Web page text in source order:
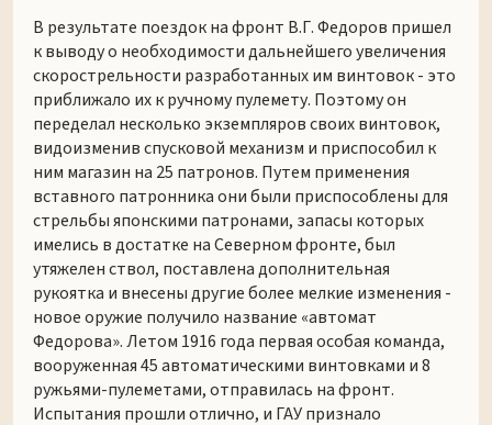
В результате поездок на фронт В.Г. Федоров пришел
к выводу о необходимости дальнейшего увеличения
скорострельности разработанных им винтовок - это
приближало их к ручному пулемету. Поэтому он
переделал несколько экземпляров своих винтовок,
видоизменив спусковой механизм и приспособил к
ним магазин на 25 патронов. Путем применения
вставного патронника они были приспособлены для
стрельбы японскими патронами, запасы которых
имелись в достатке на Северном фронте, был
утяжелен ствол, поставлена дополнительная
рукоятка и внесены другие более мелкие изменения -
новое оружие получило название «автомат
Федорова». Летом 1916 года первая особая команда,
вооруженная 45 автоматическими винтовками и 8
ружьями-пулеметами, отправилась на фронт.
Испытания прошли отлично, и ГАУ признало